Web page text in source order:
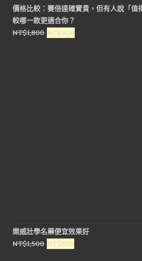
格：
NT$1,000。
格：
NT$450。
價格比較：賽倍達確實貴，但有人說「值
較哪一款更適合你？
NT$1,800 原
NT$900
樂威壯學名藥便宜效果好
NT$1,500 原
NT$800